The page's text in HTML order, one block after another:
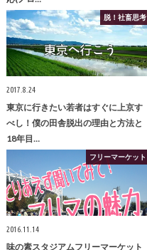
脱！社畜思考
2017.8.24
東京に行きたい若者はすぐに上京す
べし！僕の田舎脱出の理由と方法と
18年目…
フリーマーケット
2016.11.14
味の素スタジアムフリーマーケット